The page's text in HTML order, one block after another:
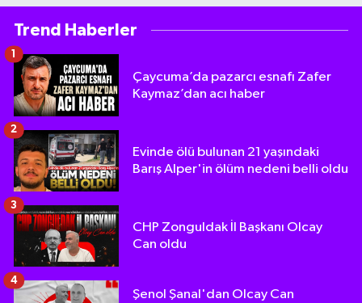
Trend Haberler
Çaycuma’da pazarcı esnafı Zafer
Kaymaz’dan acı haber
1
Evinde ölü bulunan 21 yaşındaki
Barış Alper'in ölüm nedeni belli oldu
2
CHP Zonguldak İl Başkanı Olcay
Can oldu
3
Şenol Şanal'dan Olcay Can
4